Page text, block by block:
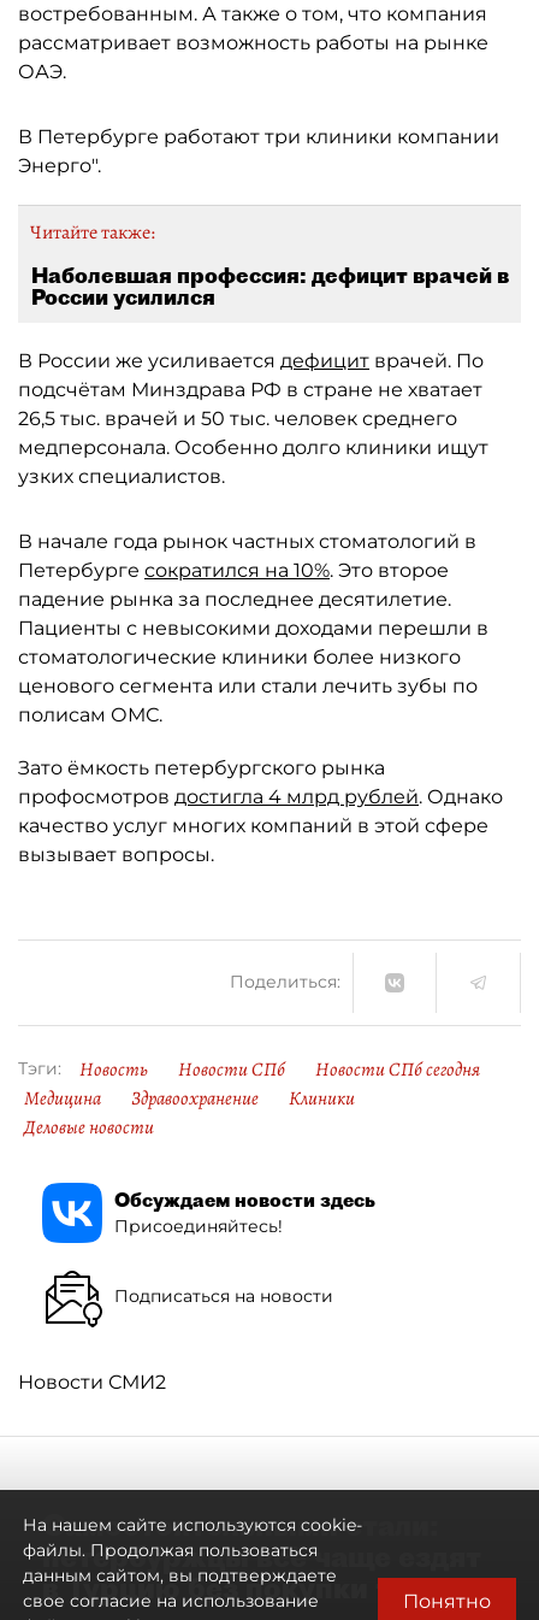
востребованным. А также о том, что компания
рассматривает возможность работы на рынке
ОАЭ.
В Петербурге работают три клиники компании
Энерго".
Читайте также:
Наболевшая профессия: дефицит врачей в
России усилился
В России же усиливается дефицит врачей. По
подсчётам Минздрава РФ в стране не хватает
26,5 тыс. врачей и 50 тыс. человек среднего
медперсонала. Особенно долго клиники ищут
узких специалистов.
В начале года рынок частных стоматологий в
Петербурге сократился на 10%. Это второе
падение рынка за последнее десятилетие.
Пациенты с невысокими доходами перешли в
стоматологические клиники более низкого
ценового сегмента или стали лечить зубы по
полисам ОМС.
Зато ёмкость петербургского рынка
профосмотров достигла 4 млрд рублей. Однако
качество услуг многих компаний в этой сфере
вызывает вопросы.
Поделиться:
Тэги: Новость Новости СПб
Новости СПб сегодня
Медицина
Здравоохранение
Клиники
Деловые новости
Обсуждаем новости здесь
Присоединяйтесь!
Подписаться на новости
Новости СМИ2
Самостоятельными стали:
петербуржцы всё чаще ездят
в Турцию без покупки туров
На нашем сайте используются cookie-
файлы. Продолжая пользоваться
данным сайтом, вы подтверждаете
свое согласие на использование
Понятно